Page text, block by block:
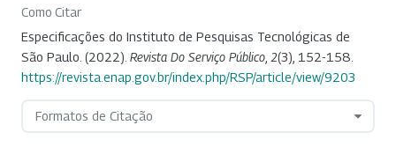
Como Citar
Especificações do Instituto de Pesquisas Tecnológicas de
São Paulo. (2022). Revista Do Serviço Público 2(3), 152-158.
https://revista.enap.gov.br/index.php/RSP/article/view/9203
Formatos de Citação